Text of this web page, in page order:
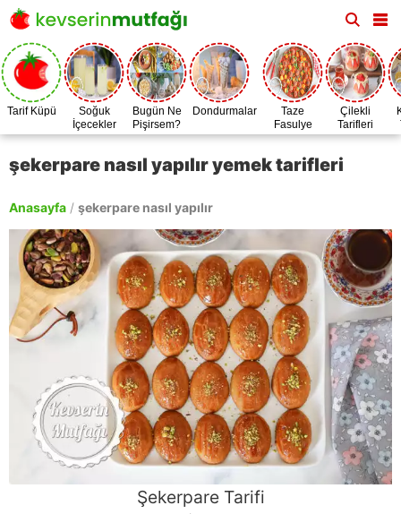
Tarif Küpü
Soğuk
İçecekler
Bugün Ne
Pişirsem?
Dondurmalar
Taze
Fasulye
Zamanı
Çilekli
Tarifleri
şekerpare nasıl yapılır yemek tarifleri
Anasayfa / şekerpare nasıl yapılır
Şekerpare Tarifi